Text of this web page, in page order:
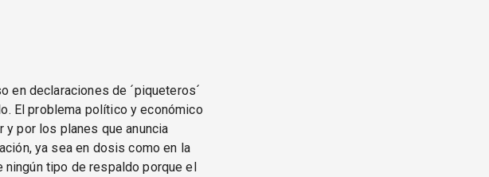
en declaraciones de ´piqueteros´
El problema político y económico
por los planes que anuncia
ya sea en dosis como en la
ningún tipo de respaldo porque el